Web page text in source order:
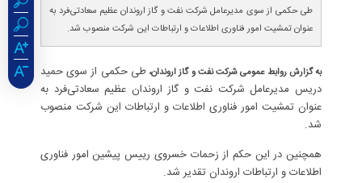
طی حکمی از سوی مدیرعامل شرکت نفت و گاز اروندان عظیم سعادتی‌فرد به
عنوان تمشیت امور فناوری اطلاعات و ارتباطات این شرکت منصوب شد.
به گزارش روابط عمومی شرکت نفت و گاز اروندان،طی حکمی از سوی حمید
دریس مدیرعامل شرکت نفت و گاز اروندان عظیم سعادتی‌فرد به
عنوان تمشیت امور فناوری اطلاعات و ارتباطات این شرکت منصوب
شد.
همچنین در این حکم از زحمات خسروی رییس پیشین امور فناوری
اطلاعات و ارتباطات اروندان تقدیر شد.